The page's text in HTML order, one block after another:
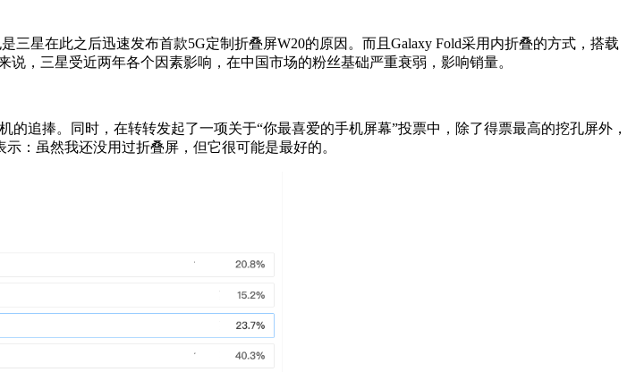
星在此之后迅速发布首款5G定制折叠屏W20的原因。而且Galaxy Fold采用内折叠的方式，搭载
，三星受近两年各个因素影响，在中国市场的粉丝基础严重衰弱，影响销量。
追捧。同时，在转转发起了一项关于“你最喜爱的手机屏幕”投票中，除了得票最高的挖孔屏外，
：虽然我还没用过折叠屏，但它很可能是最好的。